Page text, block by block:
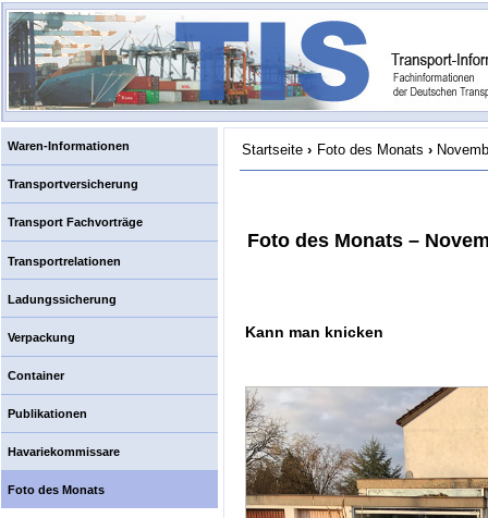
Waren-Informationen
Transportversicherung
Transport Fachvorträge
Transportrelationen
Ladungssicherung
Verpackung
Container
Publikationen
Havariekommissare
Foto des Monats
Startseite › Foto des Monats ›
Foto des Monats –
Kann man knicken